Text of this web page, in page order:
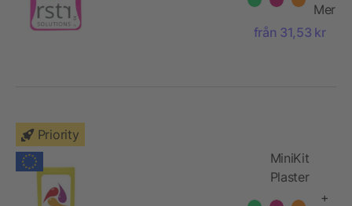
Mer
från 31,53 kr
Priority
MiniKit
Plaster
+